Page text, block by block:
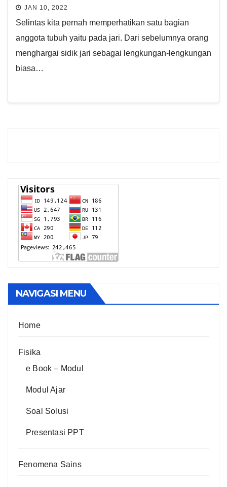
JAN 10, 2022
Selintas kita pernah memperhatikan satu bagian
anggota tubuh yaitu pada jari. Dari sebelumnya orang
menghargai sidik jari sebagai lengkungan-lengkungan
biasa…
NAVIGASI MENU
Home
Fisika
e Book – Modul
Modul Ajar
Soal Solusi
Presentasi PPT
Fenomena Sains